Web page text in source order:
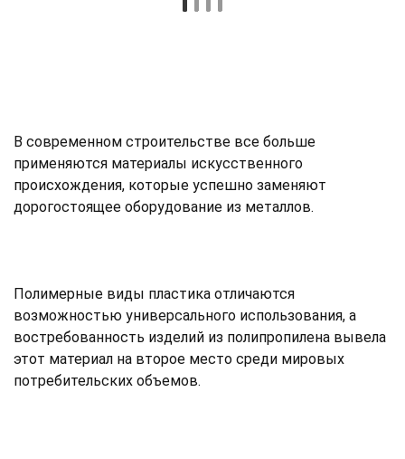
В современном строительстве все больше
применяются материалы искусственного
происхождения, которые успешно заменяют
дорогостоящее оборудование из металлов.
Полимерные виды пластика отличаются
возможностью универсального использования, а
востребованность изделий из полипропилена вывела
этот материал на второе место среди мировых
потребительских объемов.